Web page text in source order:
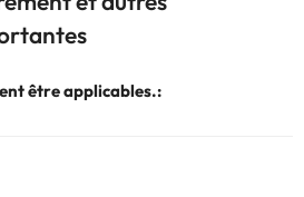
être applicables.: